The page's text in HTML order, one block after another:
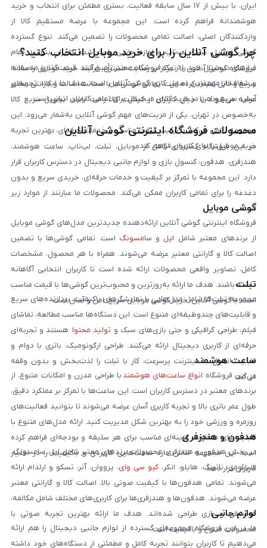
ایران، با بیش از ۱۷ سال سابقه فعالیت، بستری مطمئن برای انتخاب و خرید
هوشمندانه فراهم کرده است. این مجموعه با عرضه مستقیم کالا از
واردکنندگان اصلی، اصالت تمامی محصولات را تضمین می‌کند. تنوع گسترده
گوشی موبایل، تبلت، لپ‌تاپ و لوازم جانبی باعث شده کاربران بتوانند تمام
نیازهای دیجیتال خود را از یک فروشگاه معتبر تأمین کنند. قیمت‌گذاری منصفانه
و شفاف از مهم‌ترین اصول کاری گوشی آنلاین است. هدف ما ایجاد تجربه‌ای
آسان، سریع و امن در خرید کالای دیجیتال برای تمامی کاربران ایرانی است.
چرا گوشی آنلاین را برای خرید موبایل انتخاب کنید؟
فروشگاه گوشی آنلاین با تمرکز بر رضایت مشتری، فرآیند خرید موبایل را ساده،
سریع و قابل اعتماد کرده است. تمامی گوشی‌ها با ضمانت اصالت و گارانتی معتبر
عرضه می‌شوند تا خیال کاربران از کیفیت کالا راحت باشد. تحویل سریع کالا
به‌خصوص در تهران، یکی از مزیت‌های مهم گوشی آنلاین به‌شمار می‌رود. این
مجموعه تلاش می‌کند با ترکیب قیمت مناسب و خدمات حرفه‌ای، بهترین تجربه
خرید موبایل را برای کاربران فراهم کند.
محصولات فروشگاه اینترنتی گوشی آنلاین
در این فروشگاه گستره‌ای کامل از موبایل، تبلت، لپ‌تاپ، ساعت هوشمند،
هندزفری، هدفون، کنسول بازی و لوازم جانبی دیجیتال در دسترس کاربران قرار
دارد. این مجموعه با تمرکز بر کیفیت و خدمات حرفه‌ای، خریدی سریع و بدون
دغدغه را برای تمامی کاربران ممکن می‌کند. محصولات ما عبارتند از موارد زیر
است:
گوشی موبایل
فروشگاه اینترنتی گوشی آنلاین ارائه‌دهنده جدیدترین مدل‌های گوشی موبایل
از برندهای معتبر شامل اپل و سامسونگ است. تمامی گوشی‌ها با تضمین
اصالت کالا و گارانتی معتبر عرضه می‌شوند. همراه با هر محصول، مشخصات
کامل، تصاویر واقعی محصولات ارائه شده است تا کاربران انتخابی آگاهانه
داشته باشند. هدف ما ارائه به‌روزترین و محبوب‌ترین گوشی‌ها با قیمت مناسب
است. با گوشی آنلاین، خرید گوشی موبایل سریع، امن و آسان است.
تبلت
مجموعه تبلت‌ها شامل مدل‌هایی با نمایشگرهای باکیفیت، پردازنده‌های سریع
و قابلیت‌های چندوظیفه‌ای متنوع است. این دستگاه‌ها مناسب مطالعه، تماشای
فیلم، طراحی گرافیکی و حتی بازی‌های سبک و تولید محتوا هستند و تجربه‌ای
حرفه‌ای از کاربری دیجیتال ارائه می‌کنند. طراحی ارگونومیک، باتری با دوام و
قابلیت اتصال به اینترنت پرسرعت، کار با تبلت را لذت‌بخش و بدون وقفه
می‌کند.
ساعت هوشمند
در این فروشگاه انواع ساعت‌های هوشمند با طراحی مدرن و امکانات متنوع، از
برندهای معتبر در دسترس کاربران است. این ساعت‌ها با تمرکز بر عملکرد دقیق،
طول عمر باتری بالا و تجربه کاربری آسان عرضه می‌شوند تا بتوانید فعالیت‌های
روزمره و ورزشی خود را به بهترین شکل مدیریت کنید. ارائه مدل‌های متنوع با
قابلیت‌های متفاوت، گزینه‌ای مناسب برای هر سلیقه و بودجه‌ای فراهم کرده
است. این مجموعه تلاش دارد ساعت‌هایی کاربردی و باکیفیت را در اختیار
کاربران قرار دهد.
هدفون و هندزفری
در بخش هدفون و هندزفری، محصولات برندهای معتبر شامل اپل، سامسونگ،
شیائومی، ناتینگ، هایلو، انکر، کیو سی وای، پرووان، آنر، تسکو و ارلدام ارائه
می‌شوند. تمامی هدفون‌ها با کیفیت صوتی بالا، اصالت کالا و گارانتی معتبر
عرضه می‌شوند. هدفون‌ها و هندزفری‌ها برای کاربری‌های مختلف شامل مکالمه،
موسیقی و بازی طراحی شده‌اند. هدف ما ارائه بهترین تجربه صوتی با
محصولات متنوع و باکیفیت است.
لوازم جانبی
ما در این فروشگاه مجموعه‌ای گسترده از لوازم جانبی دیجیتال را هم ارائه
می‌دهیم تا کاربران بتوانند تجربه کامل و مطمئنی از دستگاه‌های خود داشته